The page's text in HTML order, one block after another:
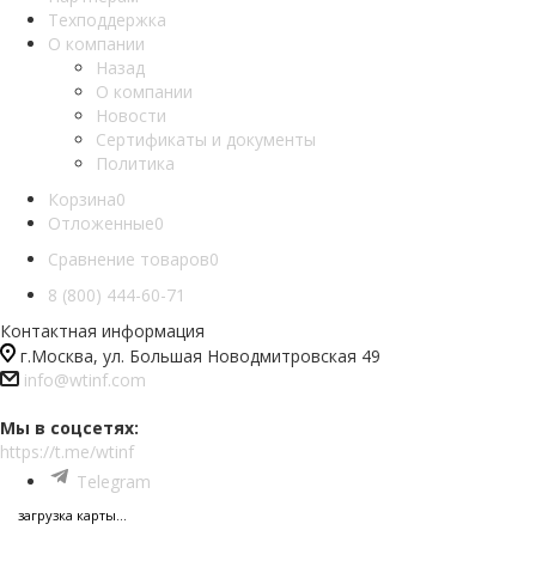
Техподдержка
О компании
Назад
О компании
Новости
Сертификаты и документы
Политика
Корзина0
Отложенные0
Сравнение товаров0
8 (800) 444-60-71
Контактная информация
г.Москва, ул. Большая Новодмитровская 49
info@wtinf.com
Мы в соцсетях:
https://t.me/wtinf
Telegram
загрузка карты...